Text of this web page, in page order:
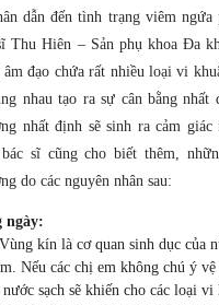
dẫn đến tình trạng viêm ngứa
Thu Hiên – Sản phụ khoa Đa
đạo chứa rất nhiều loại vi
nhau tạo ra sự cân bằng nhất
nhất định sẽ sinh ra cảm giác
sĩ cũng cho biết thêm,
do các nguyên nhân sau:
ngày:
kín là cơ quan sinh dục của
Nếu các chị em không chú ý
sạch sẽ khiến cho các loại